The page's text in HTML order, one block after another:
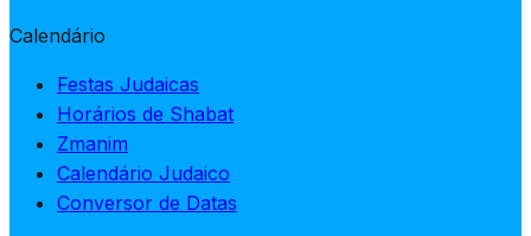
Calendário
Festas Judaicas
Horários de Shabat
Zmanim
Calendário Judaico
Conversor de Datas